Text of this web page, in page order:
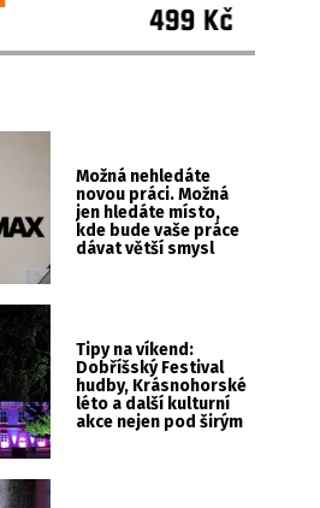
Možná nehledáte
novou práci. Možná
jen hledáte místo,
kde bude vaše práce
dávat větší smysl
Tipy na víkend:
Dobříšský Festival
hudby, Krásnohorské
léto a další kulturní
akce nejen pod širým